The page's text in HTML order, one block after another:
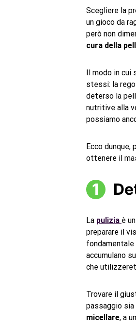
Scegliere la
un gioco da
però non
cura della
Il modo in cui
stessi: la
deterso la
nutritive alla
possiamo
Ecco
ottenere il
La pulizia è
preparare il
accumulano
che
Trovare il
passaggio
micellare, a